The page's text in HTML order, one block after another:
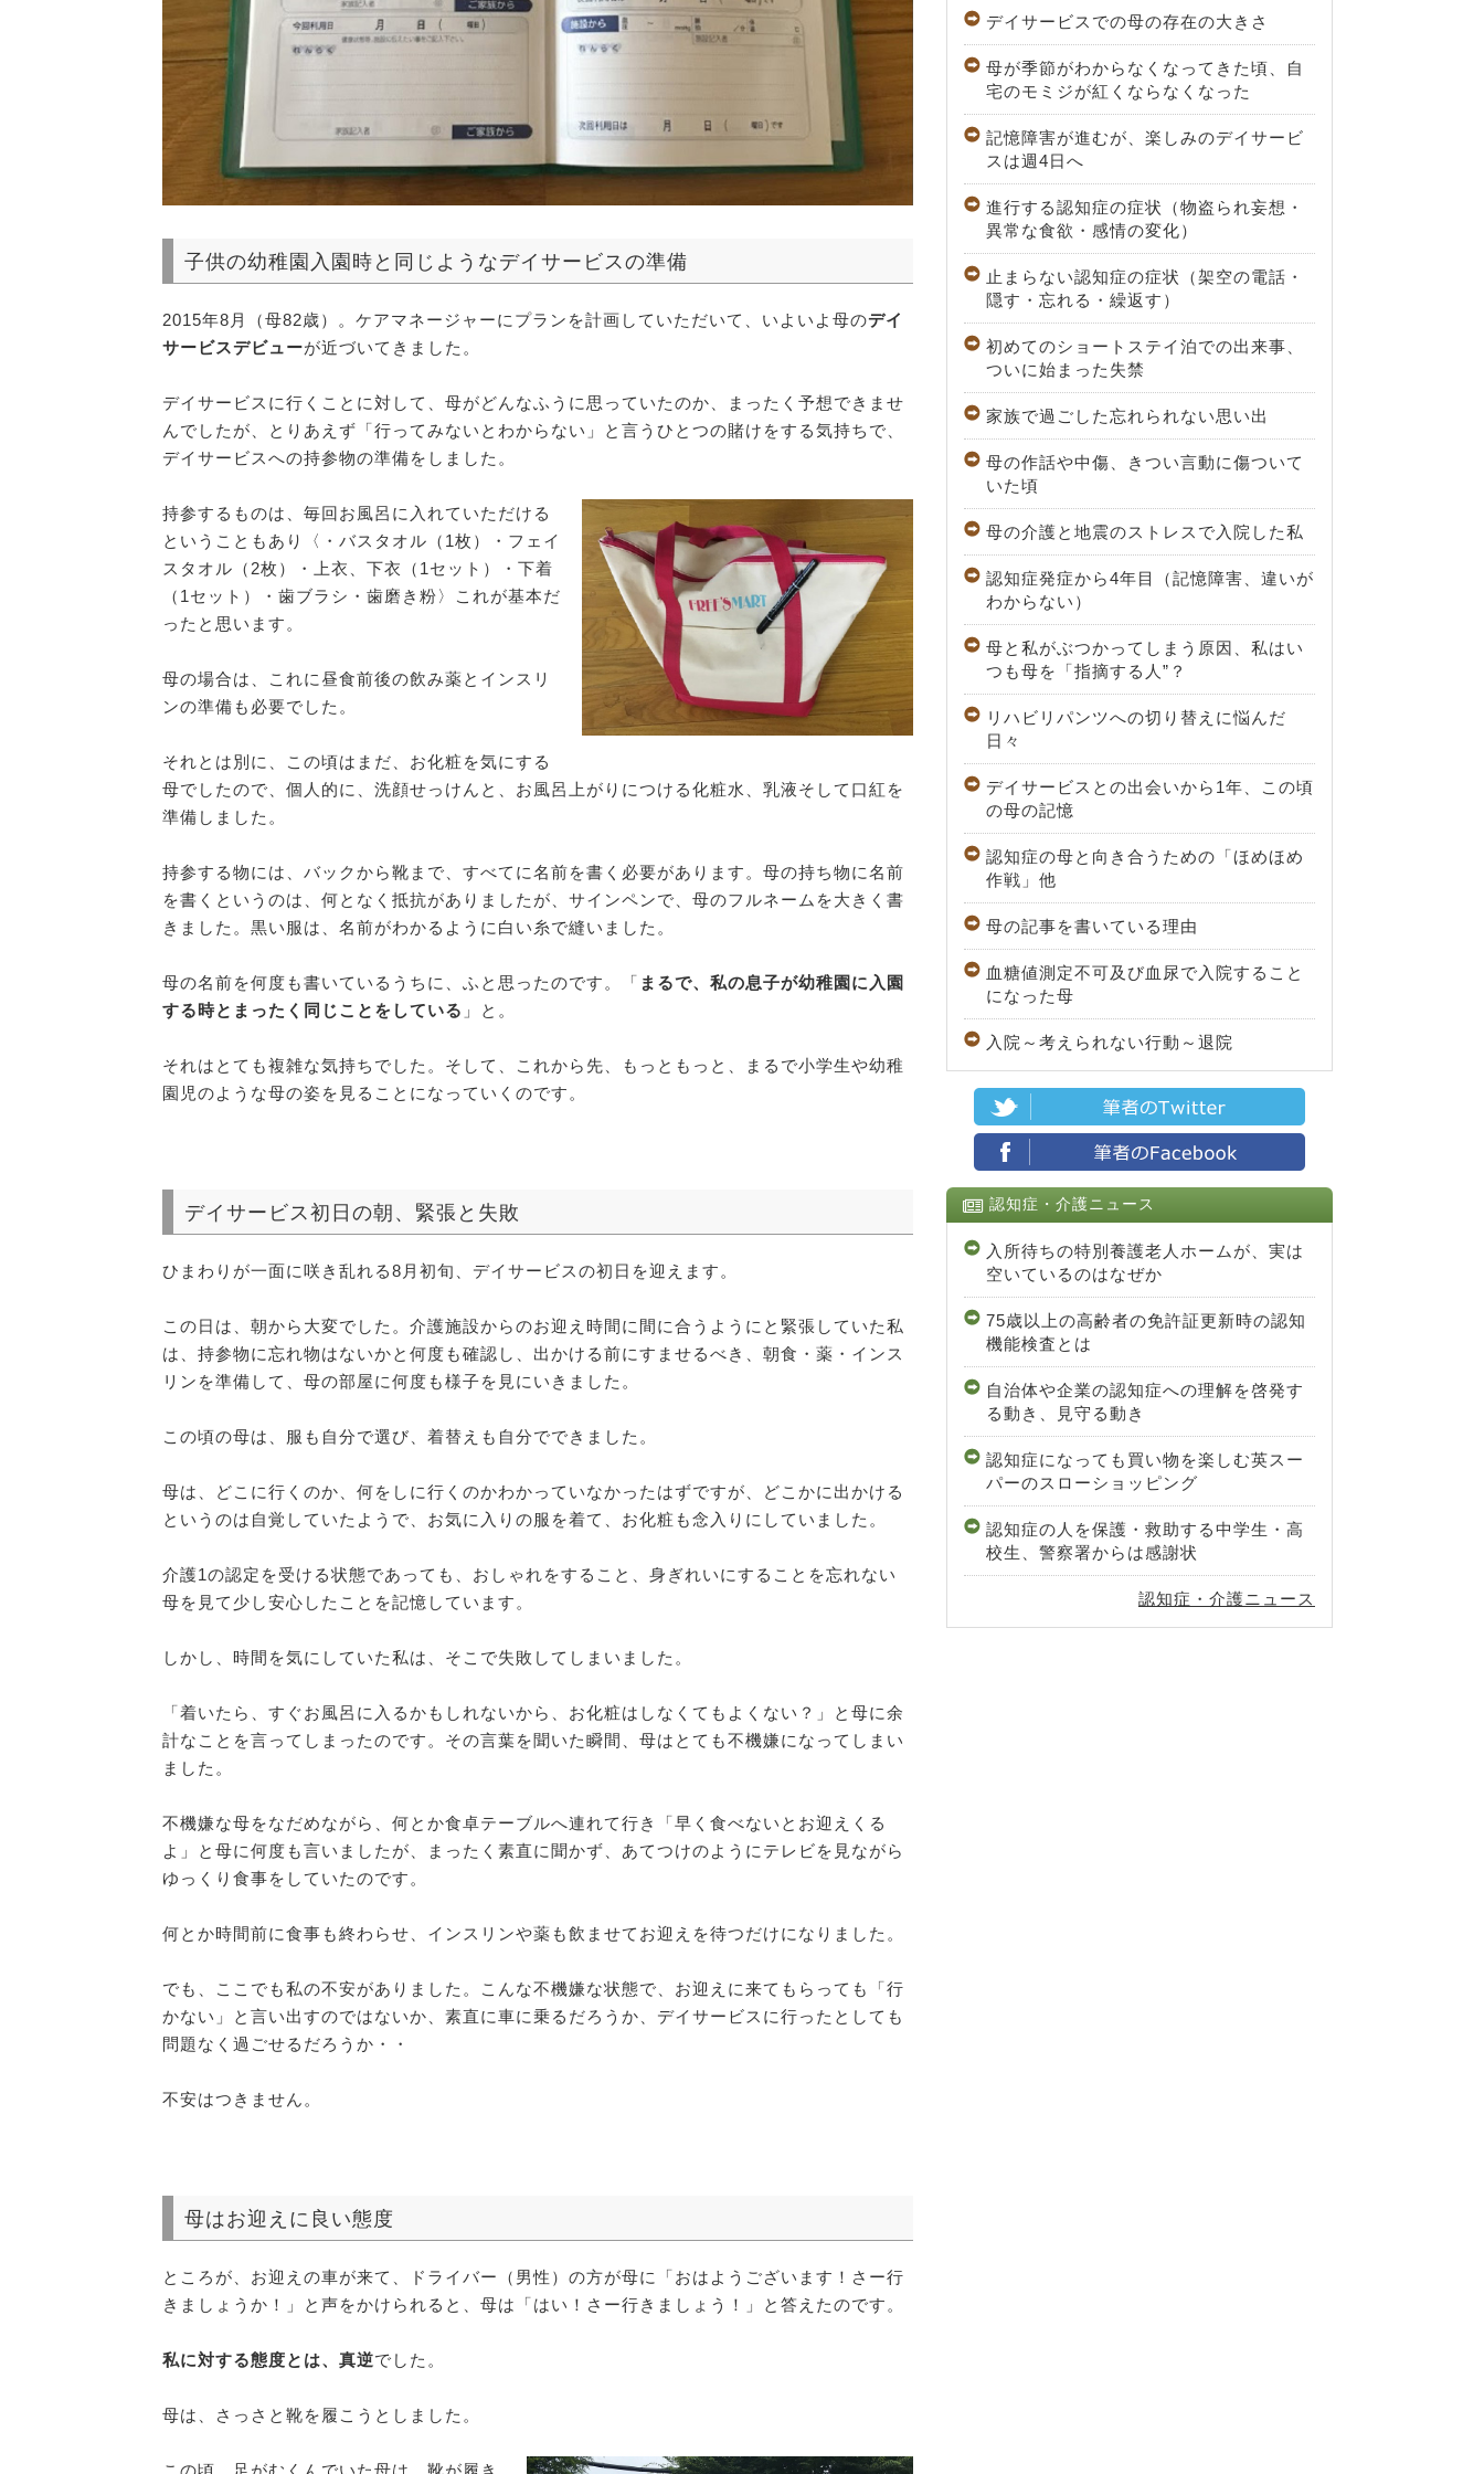
子供の幼稚園入園時と同じようなデイサービスの準備
2015年8月（母82歳）。ケアマネージャーにプランを計画していただいて、いよいよ母のデイ
サービスデビューが近づいてきました。
デイサービスに行くことに対して、母がどんなふうに思っていたのか、まったく予想できませ
んでしたが、とりあえず「行ってみないとわからない」と言うひとつの賭けをする気持ちで、
デイサービスへの持参物の準備をしました。
持参するものは、毎回お風呂に入れていただける
ということもあり〈・バスタオル（1枚）・フェイ
スタオル（2枚）・上衣、下衣（1セット）・下着
（1セット）・歯ブラシ・歯磨き粉〉これが基本だ
ったと思います。
母の場合は、これに昼食前後の飲み薬とインスリ
ンの準備も必要でした。
それとは別に、この頃はまだ、お化粧を気にする
母でしたので、個人的に、洗顔せっけんと、お風呂上がりにつける化粧水、乳液そして口紅を
準備しました。
持参する物には、バックから靴まで、すべてに名前を書く必要があります。母の持ち物に名前
を書くというのは、何となく抵抗がありましたが、サインペンで、母のフルネームを大きく書
きました。黒い服は、名前がわかるように白い糸で縫いました。
母の名前を何度も書いているうちに、ふと思ったのです。「 まるで、私の息子が幼稚園に入園
する時とまったく同じことをしている 」と。
それはとても複雑な気持ちでした。そして、これから先、もっともっと、まるで小学生や幼稚
園児のような母の姿を見ることになっていくのです。
デイサービス初日の朝、緊張と失敗
ひまわりが一面に咲き乱れる8月初旬、デイサービスの初日を迎えます。
この日は、朝から大変でした。介護施設からのお迎え時間に間に合うようにと緊張していた私
は、持参物に忘れ物はないかと何度も確認し、出かける前にすませるべき、朝食・薬・インス
リンを準備して、母の部屋に何度も様子を見にいきました。
この頃の母は、服も自分で選び、着替えも自分でできました。
母は、どこに行くのか、何をしに行くのかわかっていなかったはずですが、どこかに出かける
というのは自覚していたようで、お気に入りの服を着て、お化粧も念入りにしていました。
介護1の認定を受ける状態であっても、おしゃれをすること、身ぎれいにすることを忘れない
母を見て少し安心したことを記憶しています。
しかし、時間を気にしていた私は、そこで失敗してしまいました。
「着いたら、すぐお風呂に入るかもしれないから、お化粧はしなくてもよくない？」と母に余
計なことを言ってしまったのです。その言葉を聞いた瞬間、母はとても不機嫌になってしまい
ました。
不機嫌な母をなだめながら、何とか食卓テーブルへ連れて行き「早く食べないとお迎えくる
よ」と母に何度も言いましたが、まったく素直に聞かず、あてつけのようにテレビを見ながら
ゆっくり食事をしていたのです。
何とか時間前に食事も終わらせ、インスリンや薬も飲ませてお迎えを待つだけになりました。
でも、ここでも私の不安がありました。こんな不機嫌な状態で、お迎えに来てもらっても「行
かない」と言い出すのではないか、素直に車に乗るだろうか、デイサービスに行ったとしても
問題なく過ごせるだろうか・・
不安はつきません。
母はお迎えに良い態度
ところが、お迎えの車が来て、ドライバー（男性）の方が母に「おはようございます！さー行
きましょうか！」と声をかけられると、母は「はい！さー行きましょう！」と答えたのです。
私に対する態度とは、真逆でした。
母は、さっさと靴を履こうとしました。
この頃、足がむくんでいた母は、靴が履き
デイサービスでの母の存在の大きさ
母が季節がわからなくなってきた頃、自
宅のモミジが紅くならなくなった
記憶障害が進むが、楽しみのデイサービ
スは週4日へ
進行する認知症の症状（物盗られ妄想・
異常な食欲・感情の変化）
止まらない認知症の症状（架空の電話・
隠す・忘れる・繰返す）
初めてのショートステイ泊での出来事、
ついに始まった失禁
家族で過ごした忘れられない思い出
母の作話や中傷、きつい言動に傷ついて
いた頃
母の介護と地震のストレスで入院した私
認知症発症から4年目（記憶障害、違いが
わからない）
母と私がぶつかってしまう原因、私はい
つも母を「指摘する人”？
リハビリパンツへの切り替えに悩んだ
日々
デイサービスとの出会いから1年、この頃
の母の記憶
認知症の母と向き合うための「ほめほめ
作戦」他
母の記事を書いている理由
血糖値測定不可及び血尿で入院すること
になった母
入院～考えられない行動～退院
認知症・介護ニュース
入所待ちの特別養護老人ホームが、実は
空いているのはなぜか
75歳以上の高齢者の免許証更新時の認知
機能検査とは
自治体や企業の認知症への理解を啓発す
る動き、見守る動き
認知症になっても買い物を楽しむ英スー
パーのスローショッピング
認知症の人を保護・救助する中学生・高
校生、警察署からは感謝状
認知症・介護ニュース